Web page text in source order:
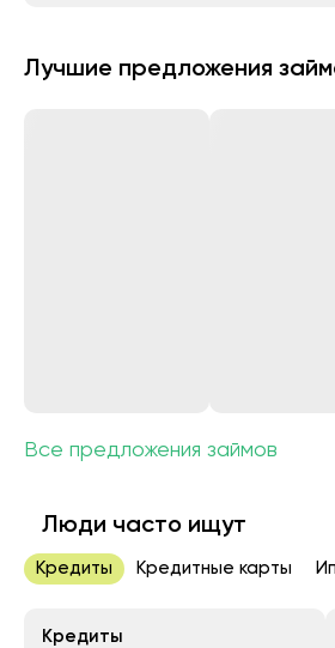
Лучшие предложения
Все предложения займов
Люди часто ищут
Кредиты Кредитные карты
Кредиты